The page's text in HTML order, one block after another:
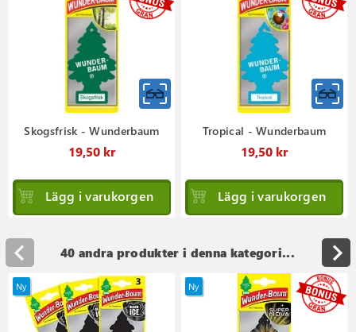
Skogsfrisk - Wunderbaum
19,50 kr
Lägg i varukorgen
Tropical - Wunderbaum
19,50 kr
Lägg i varukorgen
40 andra produkter i denna kategori...
Ny Ny